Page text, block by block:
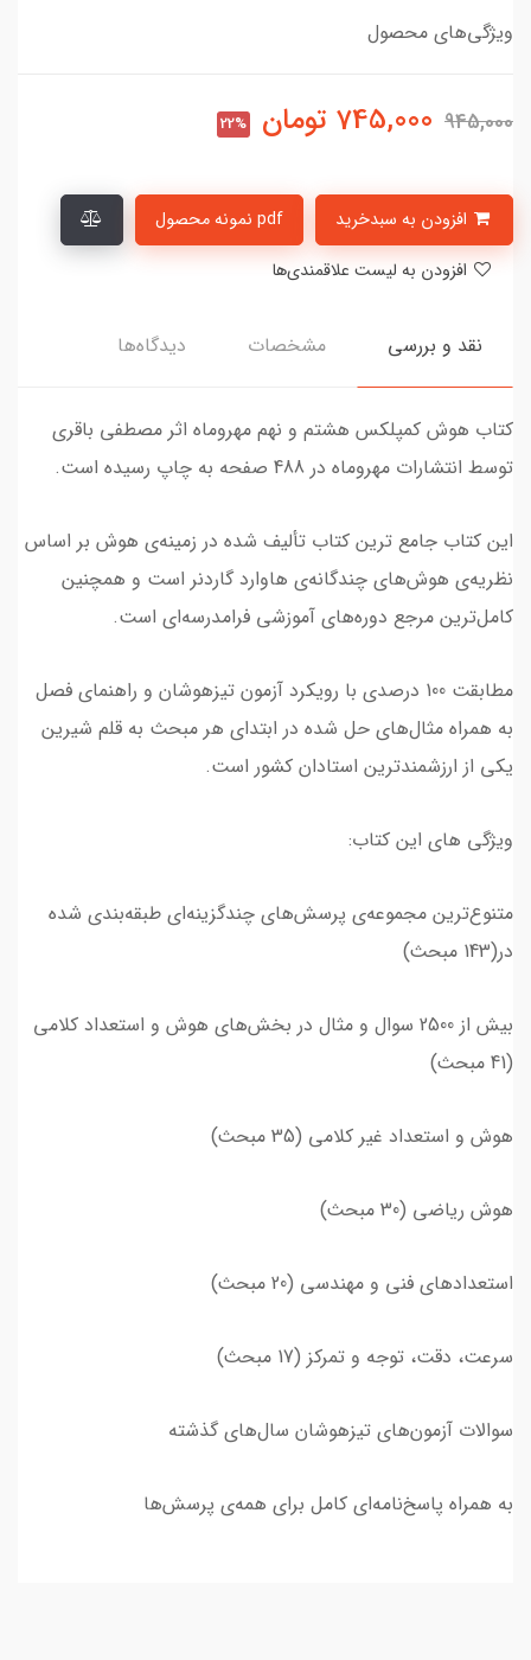
ویژگی‌های محصول
945,000
745,000 تومان 22%
pdf نمونه محصول
نقد و بررسی مشخصات دیدگاه‌ها
کتاب هوش کمپلکس هشتم و نهم مهروماه اثر مصطفی باقری
توسط انتشارات مهروماه در 488 صفحه به چاپ رسیده است.
این کتاب جامع ترین کتاب تألیف شده در زمینه‌ی هوش بر اساس
نظریه‌ی هوش‌های چندگانه‌ی هاوارد گاردنر است و همچنین
کامل‌ترین مرجع دوره‌های آموزشی فرا‌‌مدرسه‌ای است.
مطابقت 100 درصدی با رویکرد آزمون تیزهوشان و راهنمای فصل
به همراه مثال‌های حل شده در ابتدای هر مبحث به قلم شیرین
یکی از ارزشمند‌ترین استادان کشور است.
ویژگی های این کتاب:
متنوع‌ترین مجموعه‌ی پرسش‌های چندگزینه‌ای طبقه‌بندی شده
در(143 مبحث)
بیش از 2500 سوال و مثال‌ در بخش‌های هوش و استعداد کلامی
(41 مبحث)
هوش و استعداد غیر کلامی (35 مبحث)
هوش ریاضی (30 مبحث)
استعدادهای فنی و مهندسی (20 مبحث)
سرعت، دقت، توجه و تمرکز (17 مبحث)
سوالات آزمون‌های تیزهوشان سال‌های گذشته
به همراه پاسخ‌نامه‌ای کامل برای همه‌ی پرسش‌ها